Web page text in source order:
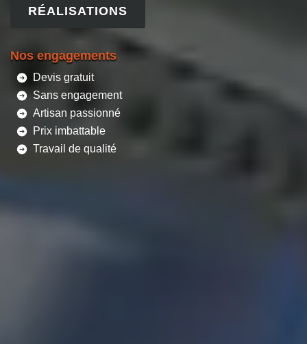
RÉALISATIONS
Nos engagements
Devis gratuit
Sans engagement
Artisan passionné
Prix imbattable
Travail de qualité